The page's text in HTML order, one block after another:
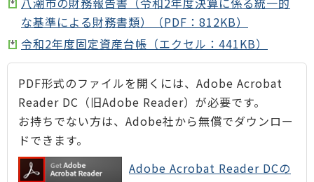
な基準による財務書類）（PDF：812KB）
令和2年度固定資産台帳（エクセル：441KB）
PDF形式のファイルを開くには、Adobe Acrobat
Reader DC（旧Adobe Reader）が必要です。
お持ちでない方は、Adobe社から無償でダウンロー
ドできます。
Adobe Acrobat Reader DCの